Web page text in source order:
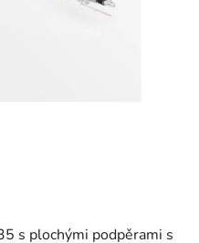
s plochými podpěrami s